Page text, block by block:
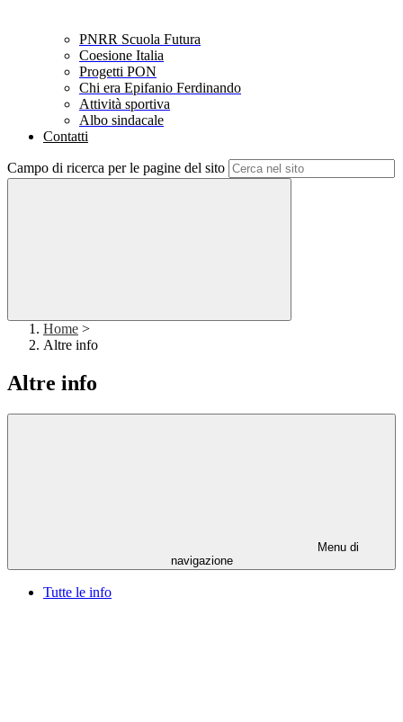
PNRR Scuola Futura
Coesione Italia
Progetti PON
Chi era Epifanio Ferdinando
Attività sportiva
Albo sindacale
Contatti
Campo di ricerca per le pagine del sito
Home >
Altre info
Altre info
Menu di
navigazione
Tutte le info